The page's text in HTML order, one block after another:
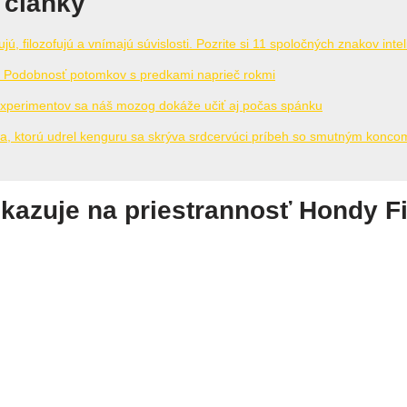
filozofujú a vnímajú súvislosti. Pozrite si 11 spoločných znakov
Podobnosť potomkov s predkami naprieč rokmi
sa náš mozog dokáže učiť aj počas spánku
ktorú udrel kenguru sa skrýva srdcervúci príbeh so smutným
na priestrannosť Hondy